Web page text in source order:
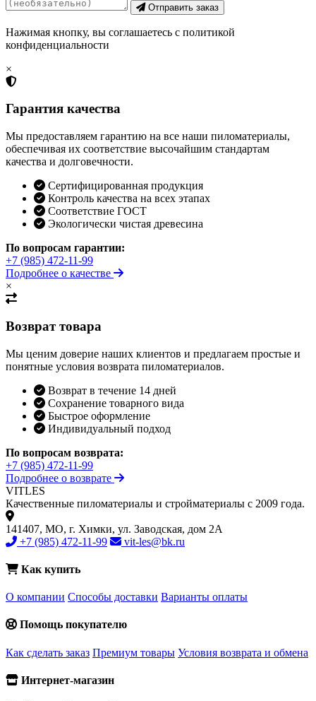
Отправить заказ
Нажимая кнопку, вы соглашаетесь с политикой
конфиденциальности
×
Гарантия качества
Мы предоставляем гарантию на все наши пиломатериалы,
обеспечивая их соответствие высочайшим стандартам
качества и долговечности.
Сертифицированная продукция
Контроль качества на всех этапах
Соответствие ГОСТ
Экологически чистая древесина
По вопросам гарантии:
+7 (985) 472-11-99
Подробнее о качестве
×
Возврат товара
Мы ценим доверие наших клиентов и предлагаем простые и
понятные условия возврата пиломатериалов.
Возврат в течение 14 дней
Сохранение товарного вида
Быстрое оформление
Индивидуальный подход
По вопросам возврата:
+7 (985) 472-11-99
Подробнее о возврате
VITLES
Качественные пиломатериалы и стройматериалы с 2009 года.
141407, МО, г. Химки, ул. Заводская, дом 2А
+7 (985) 472-11-99
vit-les@bk.ru
Как купить
О компании Способы доставки Варианты оплаты
Помощь покупателю
Как сделать заказ Премиум товары Условия возврата и обмена
Интернет-магазин